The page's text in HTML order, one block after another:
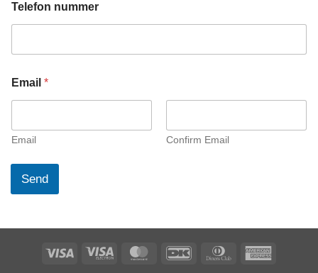
a
v
m
m
e
E
m
Telefon nummer
Email *
Email Confirm Email
Send
Visa
Visa
MasterCardDanKort
Dinners